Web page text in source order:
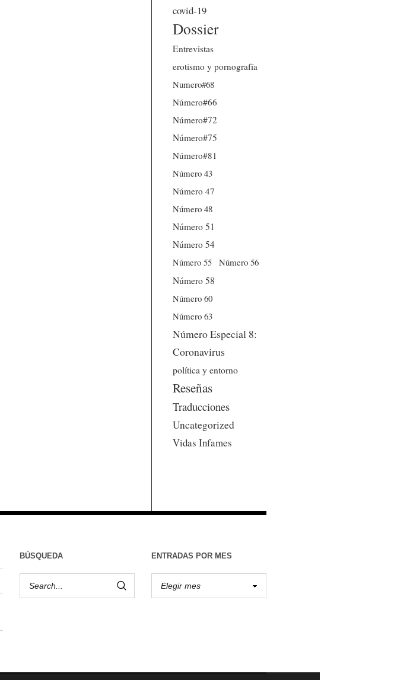
covid-19
Dossier
Entrevistas
erotismo y pornografía
Numero#68
Número#66
Número#72
Número#75
Número#81
Número 43
Número 47
Número 48
Número 51
Número 54
Número 55
Número 56
Número 58
Número 60
Número 63
Número Especial 8:
Coronavirus
política y entorno
Reseñas
Traducciones
Uncategorized
Vidas Infames
BÚSQUEDA ENTRADAS POR MES